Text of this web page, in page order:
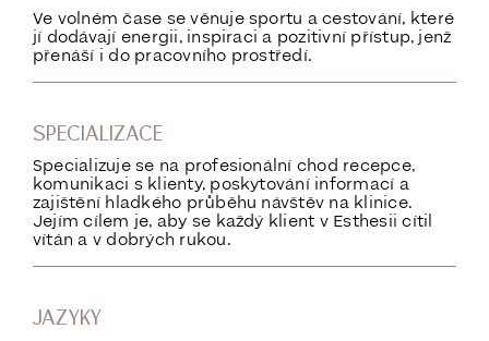
Ve volném čase se věnuje sportu a cestování, které
jí dodávají energii, inspiraci a pozitivní přístup, jenž
přenáší i do pracovního prostředí.
SPECIALIZACE
Specializuje se na profesionální chod recepce,
komunikaci s klienty, poskytování informací a
zajištění hladkého průběhu návštěv na klinice.
Jejím cílem je, aby se každý klient v Esthesii cítil
vítán a v dobrých rukou.
JAZYKY